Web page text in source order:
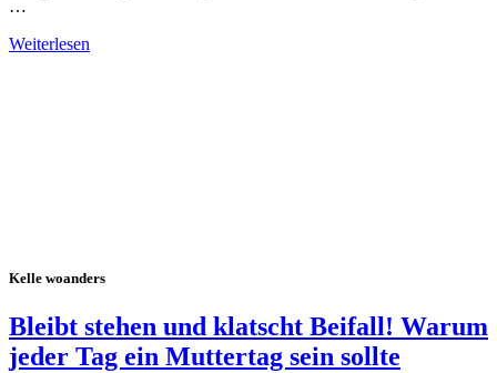
…
Weiterlesen
Kelle woanders
Bleibt stehen und klatscht Beifall! Warum
jeder Tag ein Muttertag sein sollte